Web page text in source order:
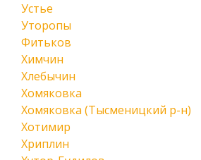
Устье
Уторопы
Фитьков
Химчин
Хлебычин
Хомяковка
Хомяковка (Тысменицкий р-н)
Хотимир
Хриплин